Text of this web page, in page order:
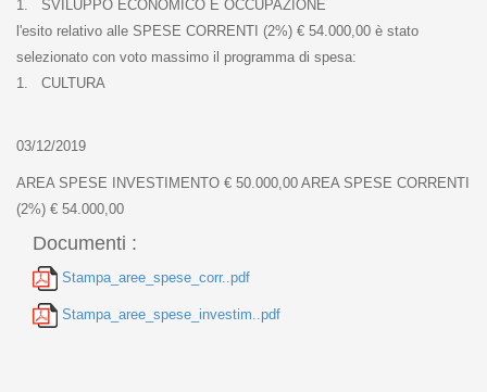
1. SVILUPPO ECONOMICO E OCCUPAZIONE
l'esito relativo alle SPESE CORRENTI (2%) € 54.000,00 è stato
selezionato con voto massimo il programma di spesa:
1. CULTURA
03/12/2019
AREA SPESE INVESTIMENTO € 50.000,00 AREA SPESE CORRENTI
(2%) € 54.000,00
Documenti :
Stampa_aree_spese_corr..pdf
Stampa_aree_spese_investim..pdf